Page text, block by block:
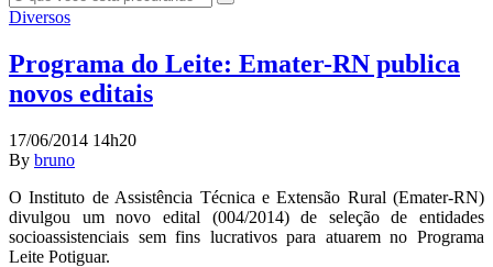
Diversos
Programa do Leite: Emater-RN publica
novos editais
17/06/2014 14h20
By bruno
O Instituto de Assistência Técnica e Extensão Rural (Emater-RN)
divulgou um novo edital (004/2014) de seleção de entidades
socioassistenciais sem fins lucrativos para atuarem no Programa
Leite Potiguar.